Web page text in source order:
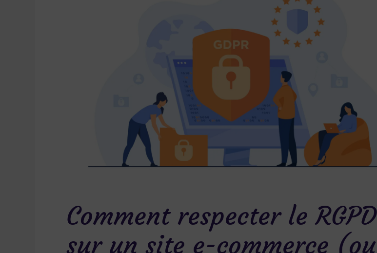
Comment respecter le RGPD
sur un site e-commerce (ou